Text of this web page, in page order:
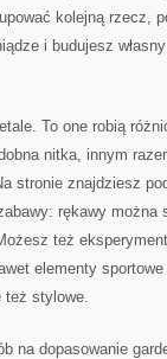
kolejną rzecz,
i budujesz
To one robią
nitka, innym
stronie znajdziesz
rękawy można
też
elementy
też stylowe.
na dopasowanie